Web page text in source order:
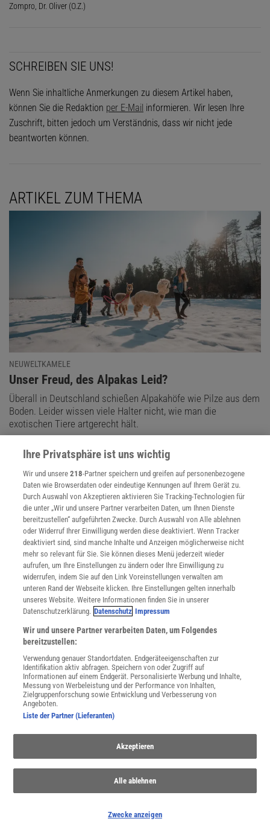
Zompro, Dr. Oliver (O.Z.)
SCHREIBEN SIE UNS!
Wenn Sie inhaltliche Anmerkungen zu diesem Artikel haben,
können Sie die Redaktion per E-Mail informieren. Wir lesen Ihre
Zuschrift, bitten jedoch um Verständnis, dass wir nicht jede
beantworten können.
ARTIKEL ZUM THEMA
NEUWELTKAMELE
:
Unser Freud, des Alpakas Leid?
Überall in Deutschland schießen Alpakahöfe wie Pilze aus dem
Boden. Leider wissen viele Halter nicht, wie man die
exotischen Tiere artgerecht hält.
KREISLAUFWIRTSCHAFT
Pflanzendünger aus Abwasser
Weltraumflüge zu fernen Zielen werden nur möglich sein, wenn
es gelingt, geschlossene Lebenserhaltungssysteme zu
entwickeln. Davon könnten wir auch auf der Erde profitieren.
Experiment mit Diskoblumen
| Hummeln überraschen mit
erstaunlichem Rhythmusgefühl
Paarungsarm mit Doppelfunktion| Kraken setzen beim Sex auf
Chemie
| Hochzeitsnacht für Feldhamster –
| »Ein sehr sichtbares und tragisches Opfer
Ihre Privatsphäre ist uns wichtig
Wir und unsere218-Partner speichern und greifen auf personenbezogene
Daten wie Browserdaten oder eindeutige Kennungen auf Ihrem Gerät zu.
Durch Auswahl von Akzeptieren aktivieren Sie Tracking-Technologien für
die unter „Wir und unsere Partner verarbeiten Daten, um Ihnen Dienste
bereitzustellen“ aufgeführten Zwecke. Durch Auswahl von Alle ablehnen
oder Widerruf Ihrer Einwilligung werden diese deaktiviert. Wenn Tracker
deaktiviert sind, sind manche Inhalte und Anzeigen möglicherweise nicht
mehr so relevant für Sie. Sie können dieses Menü jederzeit wieder
aufrufen, um Ihre Einstellungen zu ändern oder Ihre Einwilligung zu
widerrufen, indem Sie auf den Link Voreinstellungen verwalten am
unteren Rand der Webseite klicken. Ihre Einstellungen gelten innerhalb
unseres Website. Weitere Informationen finden Sie in unserer
Datenschutzerklärung. Datenschutz Impressum
Wir und unsere Partner verarbeiten Daten, um Folgendes
bereitzustellen:
Verwendung genauer Standortdaten. Endgeräteeigenschaften zur
Identifikation aktiv abfragen. Speichern von oder Zugriff auf
Informationen auf einem Endgerät. Personalisierte Werbung und Inhalte,
Messung von Werbeleistung und der Performance von Inhalten,
Zielgruppenforschung sowie Entwicklung und Verbesserung von
Angeboten.
Liste der Partner (Lieferanten)
Akzeptieren
Alle ablehnen
Zwecke anzeigen